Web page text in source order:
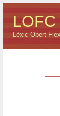
LOFC
Lèxic Obert